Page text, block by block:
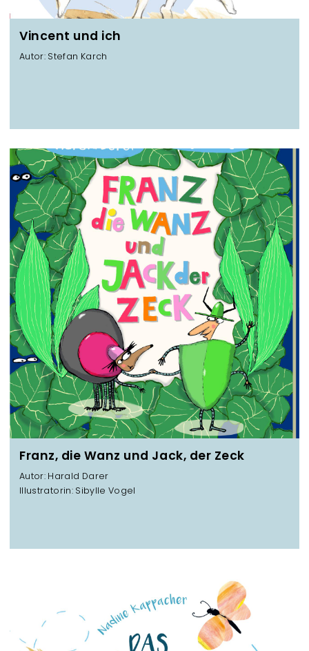
Vincent und ich
Autor: Stefan Karch
Franz, die Wanz und Jack, der Zeck
Autor: Harald Darer
Illustratorin: Sibylle Vogel